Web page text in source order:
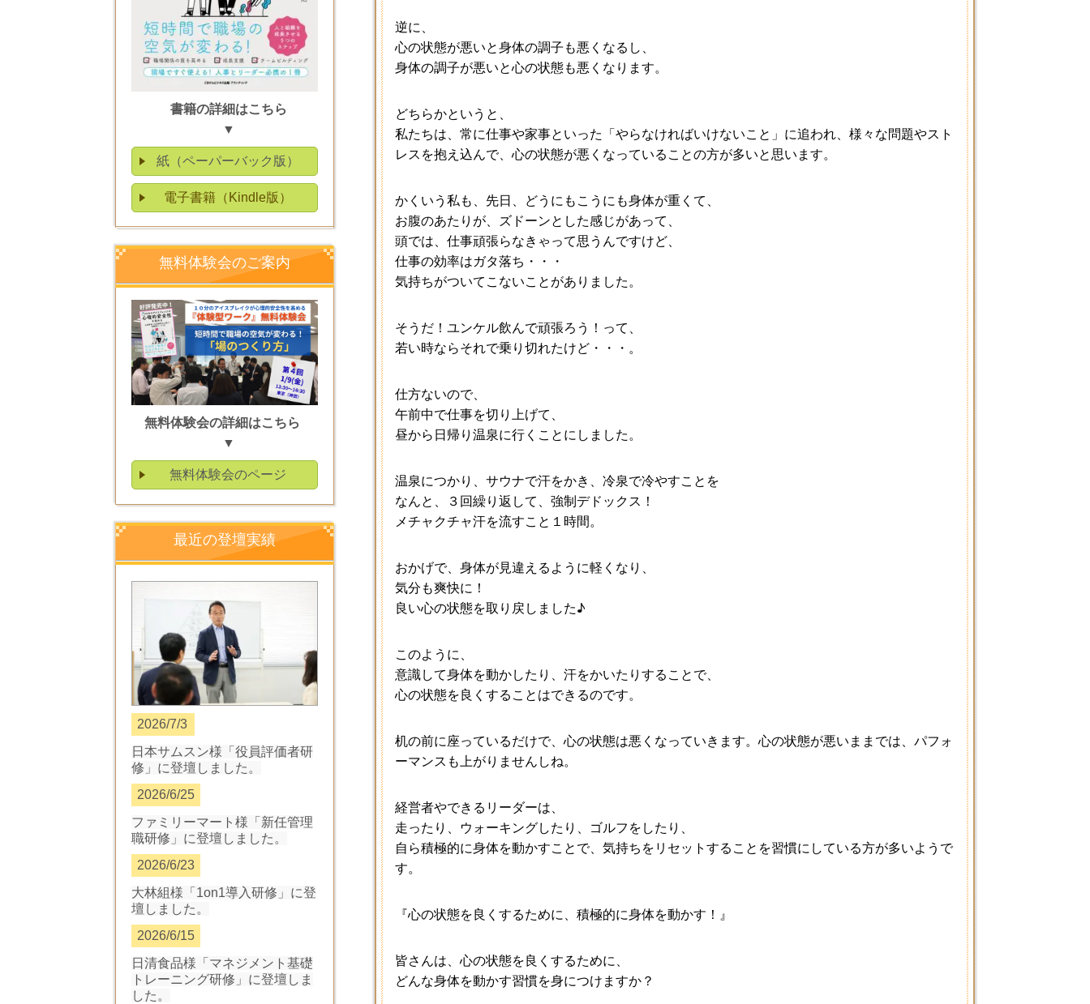
逆に、
心の状態が悪いと身体の調子も悪くなるし、
身体の調子が悪いと心の状態も悪くなります。
どちらかというと、
私たちは、常に仕事や家事といった「やらなければいけないこと」に追われ、様々な問題やスト
レスを抱え込んで、心の状態が悪くなっていることの方が多いと思います。
かくいう私も、先日、どうにもこうにも身体が重くて、
お腹のあたりが、ズドーンとした感じがあって、
頭では、仕事頑張らなきゃって思うんですけど、
仕事の効率はガタ落ち・・・
気持ちがついてこないことがありました。
そうだ！ユンケル飲んで頑張ろう！って、
若い時ならそれで乗り切れたけど・・・。
仕方ないので、
午前中で仕事を切り上げて、
昼から日帰り温泉に行くことにしました。
温泉につかり、サウナで汗をかき、冷泉で冷やすことを
なんと、３回繰り返して、強制デドックス！
メチャクチャ汗を流すこと１時間。
おかげで、身体が見違えるように軽くなり、
気分も爽快に！
良い心の状態を取り戻しました♪
このように、
意識して身体を動かしたり、汗をかいたりすることで、
心の状態を良くすることはできるのです。
机の前に座っているだけで、心の状態は悪くなっていきます。心の状態が悪いままでは、パフォ
ーマンスも上がりませんしね。
経営者やできるリーダーは、
走ったり、ウォーキングしたり、ゴルフをしたり、
自ら積極的に身体を動かすことで、気持ちをリセットすることを習慣にしている方が多いようで
す。
『心の状態を良くするために、積極的に身体を動かす！』
皆さんは、心の状態を良くするために、
どんな身体を動かす習慣を身につけますか？
書籍の詳細はこちら
▼
紙（ペーパーバック版）
電子書籍（Kindle版）
無料体験会のご案内
無料体験会の詳細はこちら
▼
無料体験会のページ
最近の登壇実績
2026/7/3
日本サムスン様「役員評価者研
修」に登壇しました 。
2026/6/25
ファミリーマート様「新任管理
職研修」に登壇しました 。
2026/6/23
大林組様「1on1導入研修」に登
壇しました 。
2026/6/15
日清食品様「マネジメント基礎
トレーニング研修」に登壇しま
した。